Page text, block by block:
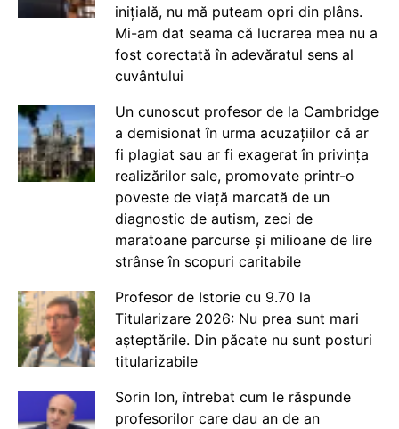
inițială, nu mă puteam opri din plâns.
Mi-am dat seama că lucrarea mea nu a
fost corectată în adevăratul sens al
cuvântului
Un cunoscut profesor de la Cambridge
a demisionat în urma acuzațiilor că ar
fi plagiat sau ar fi exagerat în privința
realizărilor sale, promovate printr-o
poveste de viață marcată de un
diagnostic de autism, zeci de
maratoane parcurse și milioane de lire
strânse în scopuri caritabile
Profesor de Istorie cu 9.70 la
Titularizare 2026: Nu prea sunt mari
așteptările. Din păcate nu sunt posturi
titularizabile
Sorin Ion, întrebat cum le răspunde
profesorilor care dau an de an